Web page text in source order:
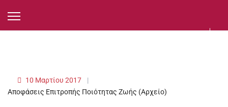
Αποφάσεις Επιτροπής Ποιότητας Ζωής (Αρχείο)
10 Μαρτίου 2017